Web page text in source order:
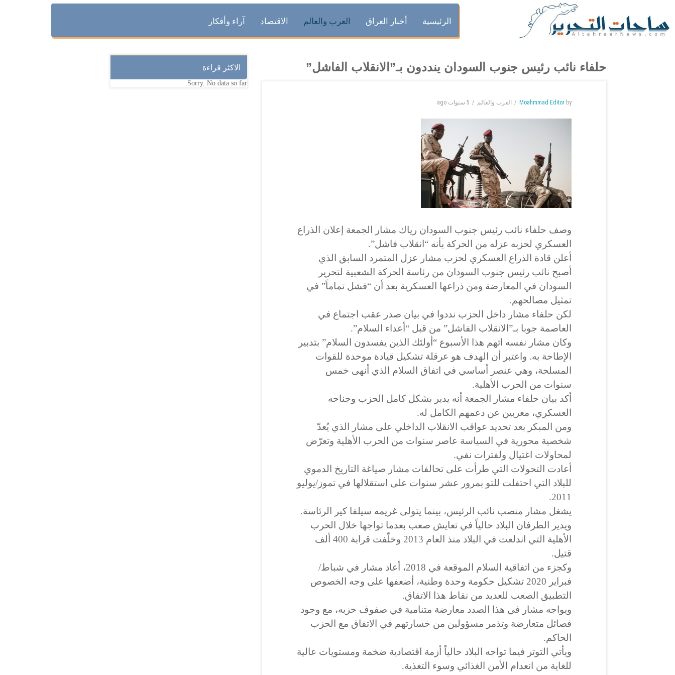
الرئيسية أخبار العراق العرب والعالم الاقتصاد آراء وأفكار
حلفاء نائب رئيس جنوب السودان ينددون بـ”الانقلاب الفاشل”
by
Moahmmad Editor العرب والعالم 5 سنوات ago
وصف حلفاء نائب رئيس جنوب السودان رياك مشار الجمعة إعلان الذراع
العسكري لحزبه عزله من الحركة بأنه “انقلاب فاشل”.
أعلن قادة الذراع العسكري لحزب مشار عزل المتمرد السابق الذي
أصبح نائب رئيس جنوب السودان من رئاسة الحركة الشعبية لتحرير
السودان في المعارضة ومن ذراعها العسكرية بعد أن “فشل تماماً” في
تمثيل مصالحهم.
لكن حلفاء مشار داخل الحزب نددوا في بيان صدر عقب اجتماع في
العاصمة جوبا بـ”الانقلاب الفاشل” من قبل “أعداء السلام”.
وكان مشار نفسه اتهم هذا الأسبوع “أولئك الذين يفسدون السلام” بتدبير
الإطاحة به. واعتبر أن الهدف هو عرقلة تشكيل قيادة موحدة للقوات
المسلحة، وهي عنصر أساسي في اتفاق السلام الذي أنهى خمس
سنوات من الحرب الأهلية.
أكد بيان حلفاء مشار الجمعة أنه يدير بشكل كامل الحزب وجناحه
العسكري، معربين عن دعمهم الكامل له.
ومن المبكر بعد تحديد عواقب الانقلاب الداخلي على مشار الذي يُعدّ
شخصية محورية في السياسة عاصر سنوات من الحرب الأهلية وتعرّض
لمحاولات اغتيال ولفترات نفي.
أعادت التحولات التي طرأت على تحالفات مشار صياغة التاريخ الدموي
للبلاد التي احتفلت للتو بمرور عشر سنوات على استقلالها في تموز/يوليو
2011.
يشغل مشار منصب نائب الرئيس، بينما يتولى غريمه سيلفا كير الرئاسة.
ويدير الطرفان البلاد حالياً في تعايش صعب بعدما تواجها خلال الحرب
الأهلية التي اندلعت في البلاد منذ العام 2013 وخلّفت قرابة 400 ألف
قتيل.
وكجزء من اتفاقية السلام الموقعة في 2018، أعاد مشار في شباط/
فبراير 2020 تشكيل حكومة وحدة وطنية، أضعفها على وجه الخصوص
التطبيق الصعب للعديد من نقاط هذا الاتفاق.
ويواجه مشار في هذا الصدد معارضة متنامية في صفوف حزبه، مع وجود
فصائل متعارضة وتذمر مسؤولين من خسارتهم في الاتفاق مع الحزب
الحاكم.
ويأتي التوتر فيما تواجه البلاد حالياً أزمة اقتصادية ضخمة ومستويات عالية
للغاية من انعدام الأمن الغذائي وسوء التغذية.
الاكثر قراءة
Sorry. No data so far.